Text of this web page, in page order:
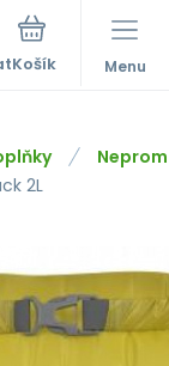
Menu
2L